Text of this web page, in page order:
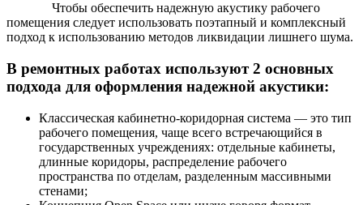
Чтобы обеспечить надежную акустику рабочего
помещения следует использовать поэтапный и комплексный
подход к использованию методов ликвидации лишнего шума.
В ремонтных работах используют 2 основных
подхода для оформления надежной акустики:
Классическая кабинетно-коридорная система — это тип
рабочего помещения, чаще всего встречающийся в
государственных учреждениях: отдельные кабинеты,
длинные коридоры, распределение рабочего
пространства по отделам, разделенным массивными
стенами;